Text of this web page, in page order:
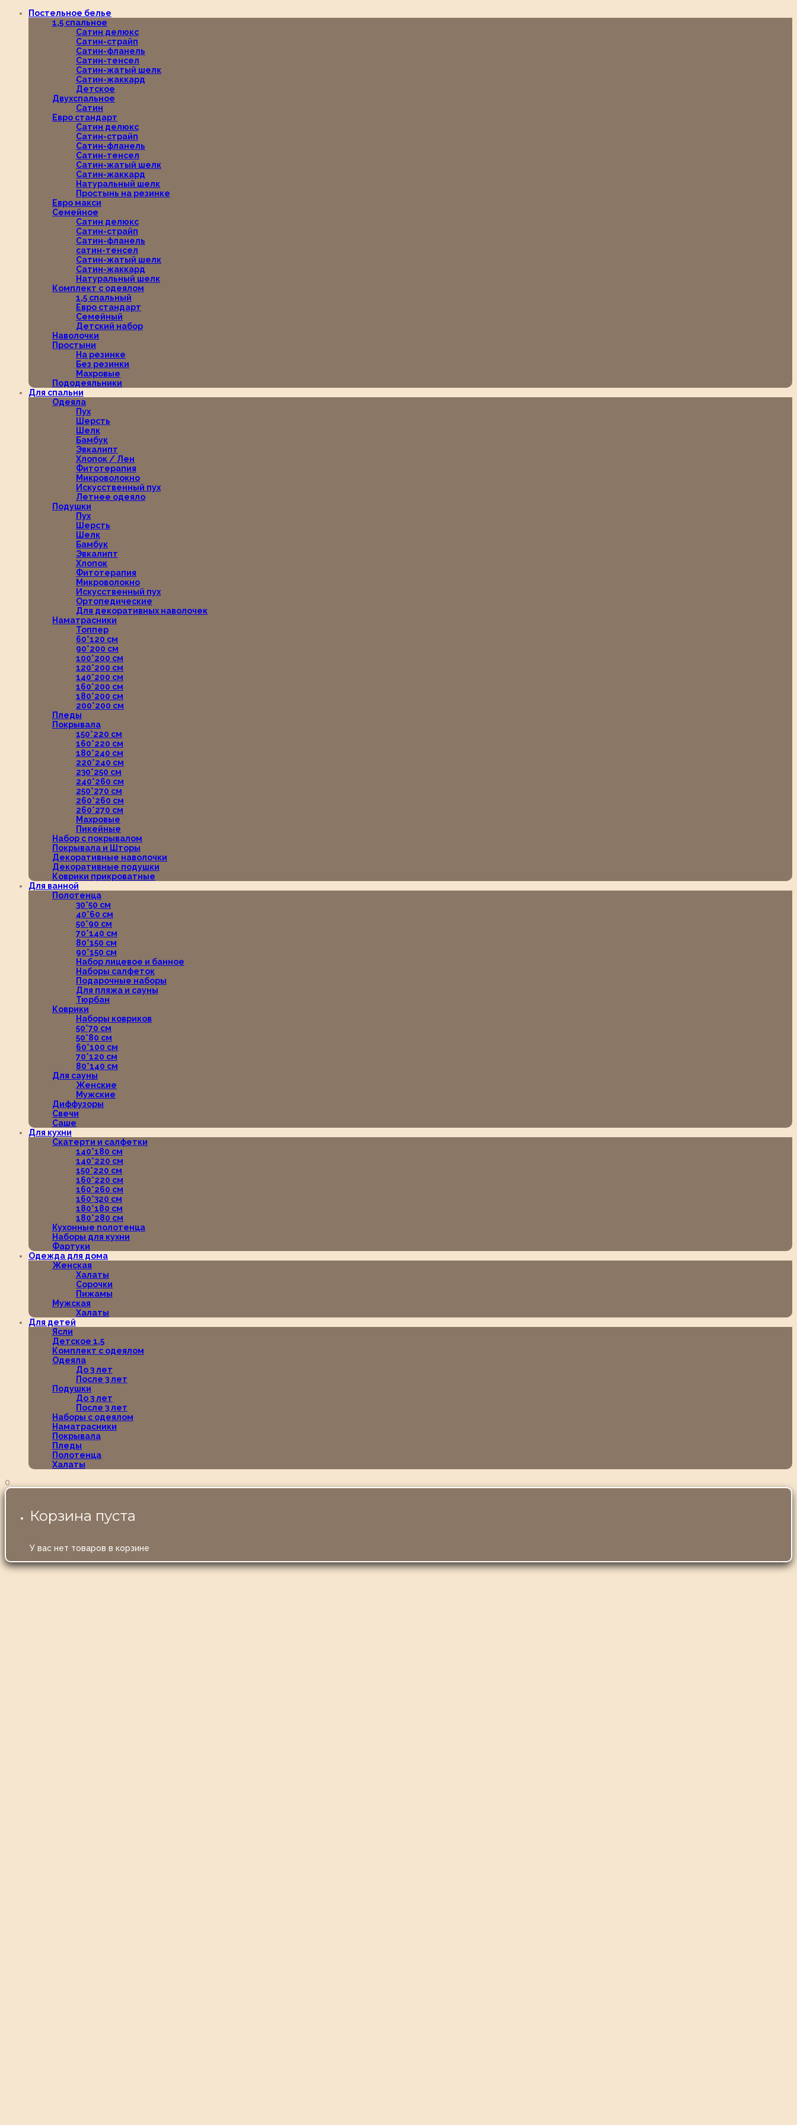
Постельное белье
1,5 спальное
Сатин делюкс
Сатин-страйп
Сатин-фланель
Сатин-тенсел
Сатин-жатый шелк
Сатин-жаккард
Детское
Двухспальное
Сатин
Евро стандарт
Сатин делюкс
Сатин-страйп
Сатин-фланель
Сатин-тенсел
Сатин-жатый шелк
Сатин-жаккард
Натуральный шелк
Простынь на резинке
Евро макси
Семейное
Сатин делюкс
Сатин-страйп
Сатин-фланель
сатин-тенсел
Сатин-жатый шелк
Сатин-жаккард
Натуральный шелк
Комплект с одеялом
1,5 спальный
Евро стандарт
Семейный
Детский набор
Наволочки
Простыни
На резинке
Без резинки
Махровые
Пододеяльники
Для спальни
Одеяла
Пух
Шерсть
Шелк
Бамбук
Эвкалипт
Хлопок / Лен
Фитотерапия
Микроволокно
Искусственный пух
Летнее одеяло
Подушки
Пух
Шерсть
Шелк
Бамбук
Эвкалипт
Хлопок
Фитотерапия
Микроволокно
Искусственный пух
Ортопедические
Для декоративных наволочек
Наматрасники
Топпер
60*120 см
90*200 см
100*200 см
120*200 см
140*200 см
160*200 см
180*200 см
200*200 см
Пледы
Покрывала
150*220 см
160*220 см
180*240 см
220*240 см
230*250 см
240*260 см
250*270 см
260*260 см
260*270 см
Махровые
Пикейные
Набор с покрывалом
Покрывала и Шторы
Декоративные наволочки
Декоративные подушки
Коврики прикроватные
Для ванной
Полотенца
30*50 см
40*60 см
50*90 см
70*140 см
80*150 см
90*150 см
Набор лицевое и банное
Наборы салфеток
Подарочные наборы
Для пляжа и сауны
Тюрбан
Коврики
Наборы ковриков
50*70 см
50*80 см
60*100 см
70*120 см
80*140 см
Для сауны
Женские
Мужские
Диффузоры
Свечи
Саше
Для кухни
Скатерти и салфетки
140*180 см
140*220 см
150*220 см
160*220 см
160*260 см
160*320 см
180*180 см
180*280 см
Кухонные полотенца
Наборы для кухни
Фартуки
Одежда для дома
Женская
Халаты
Сорочки
Пижамы
Мужская
Халаты
Для детей
Ясли
Детское 1,5
Комплект с одеялом
Одеяла
До 3 лет
После 3 лет
Подушки
До 3 лет
После 3 лет
Наборы с одеялом
Наматрасники
Покрывала
Пледы
Полотенца
Халаты
0
Корзина пуста
У вас нет товаров в корзине